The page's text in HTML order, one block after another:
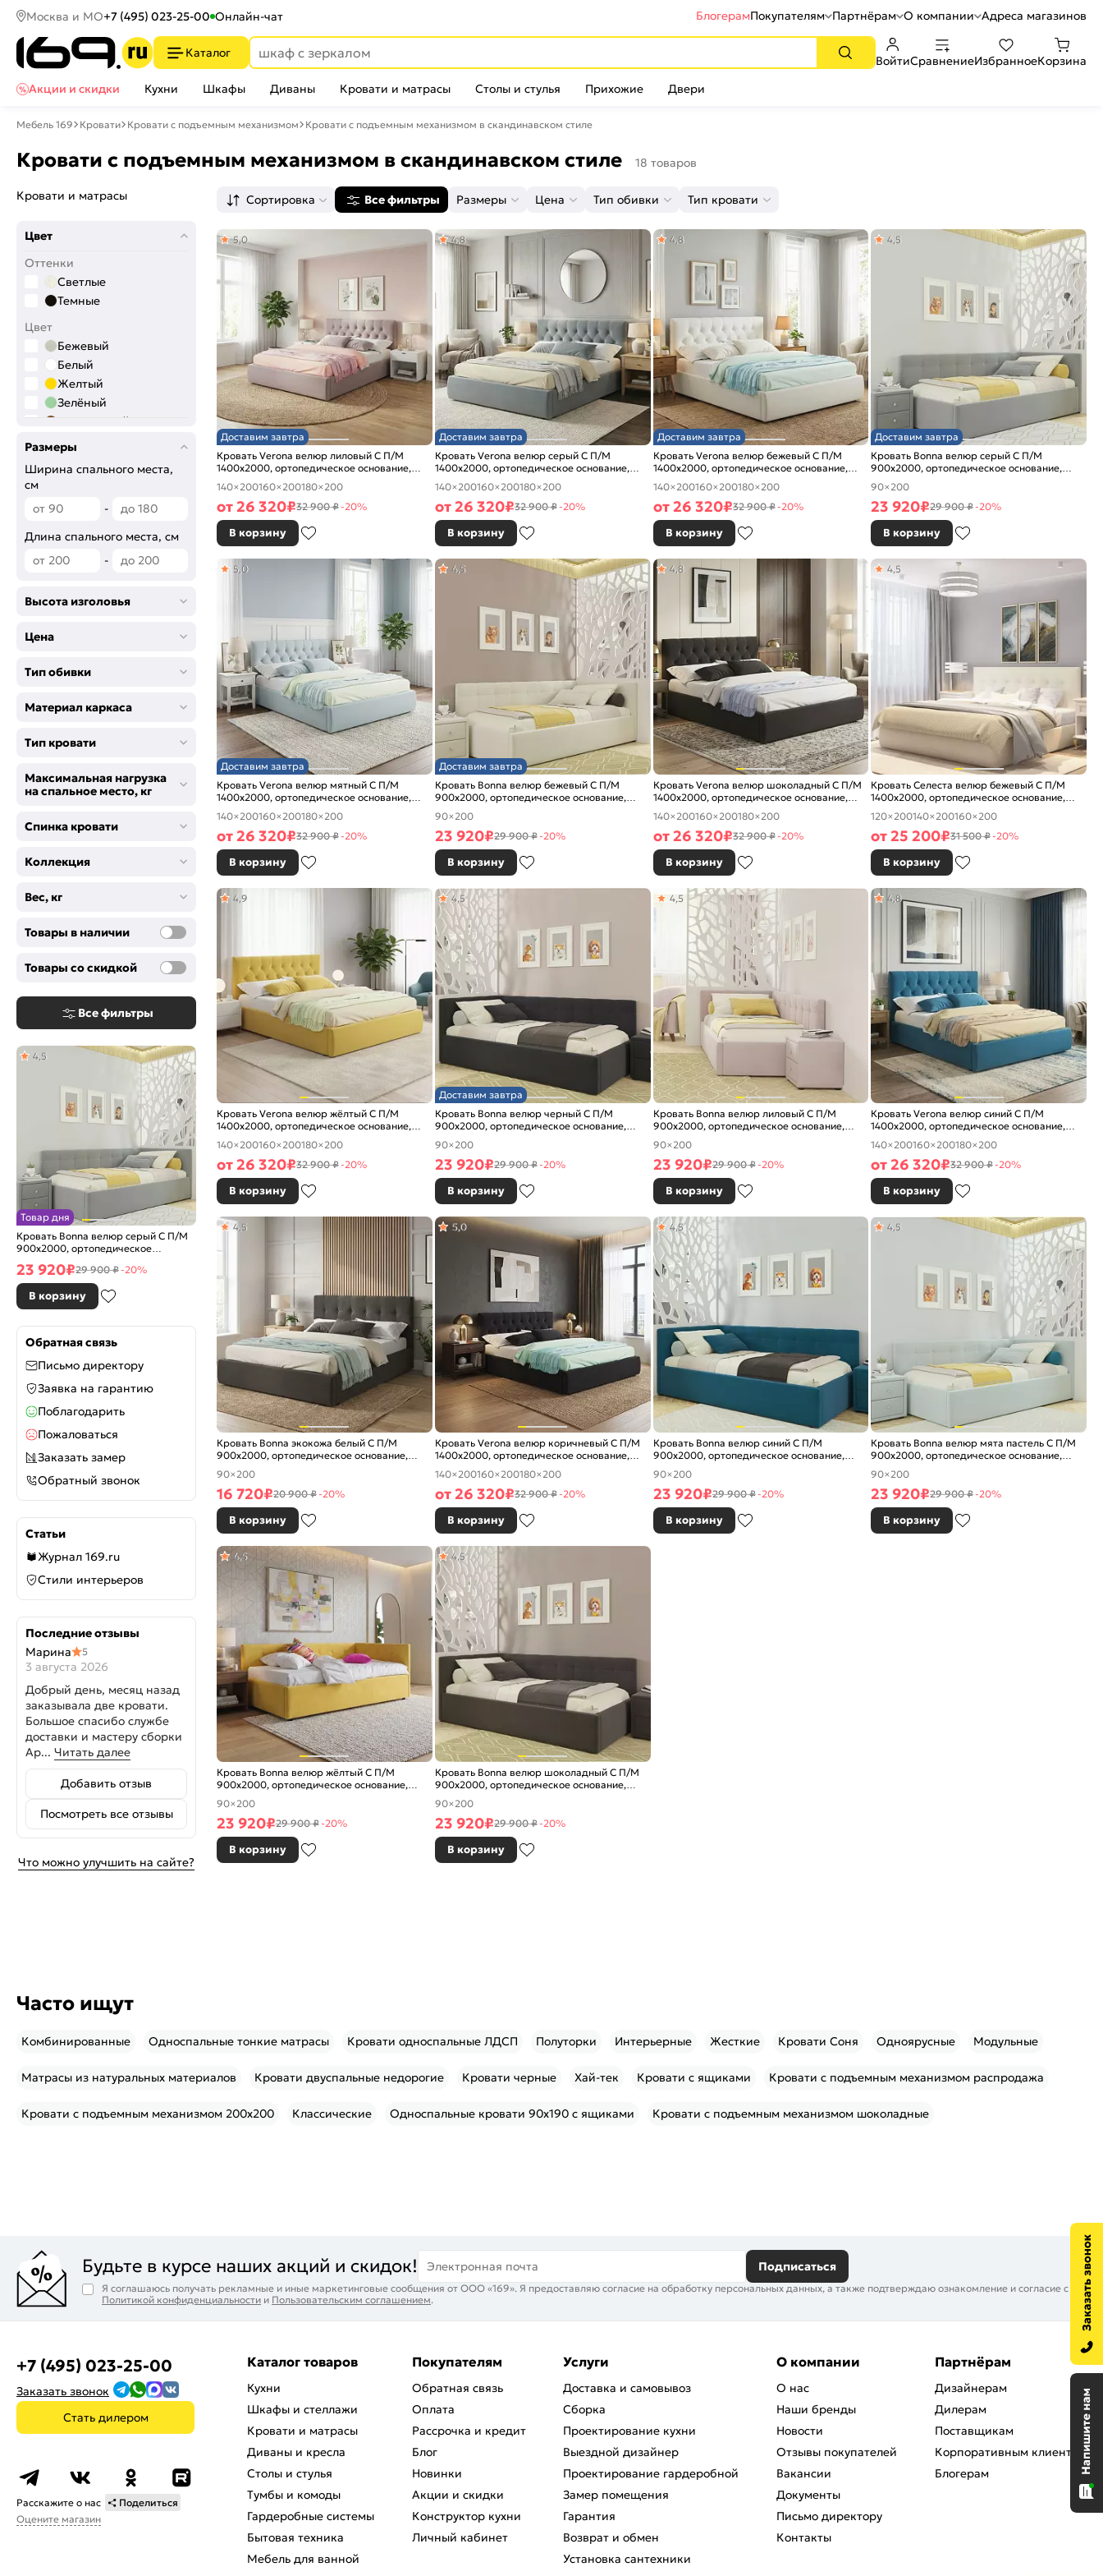
Москва и МО+7 (495) 023-25-00 Онлайн-чат БлогерамПокупателям Партнёрам О компании Адреса магазинов
Каталог
ВойтиСравнениеИзбранноеКорзина
Акции и скидки
Кухни Шкафы Диваны Кровати и матрасы Столы и стулья Прихожие Двери
Мебель 169 Кровати Кровати с подъемным механизмом Кровати с подъемным механизмом в скандинавском стиле
Кровати с подъемным механизмом в скандинавском стиле 18 товаров
Кровати и матрасы
Цвет
Оттенки
Светлые
Темные
Цвет
Бежевый
Белый
Желтый
Зелёный
Коричневый
Серый
Сиреневый
Фиолетовый
Черный
Размеры
Ширина спального места,
см
-
Длина спального места, см
-
Высота изголовья
Цена
Тип обивки
Материал каркаса
Тип кровати
Максимальная нагрузка
на спальное место, кг
Спинка кровати
Коллекция
Вес, кг
Товары в наличии
Товары со скидкой
Все фильтры
Товар дня
Кровать Bonna велюр серый С П/М
900x2000, ортопедическое
4,5
23 920₽29 900 ₽-20%
В корзину
Обратная связь
Письмо директору
Заявка на гарантию
Поблагодарить
Пожаловаться
Заказать замер
Обратный звонок
Статьи
Журнал 169.ru
Стили интерьеров
Последние отзывы
Марина
5
3 августа 2026
Добрый день, месяц назад
заказывала две кровати.
Большое спасибо службе
доставки и мастеру сборки
Ар... Читать далее
Добавить отзыв
Посмотреть все отзывы
Что можно улучшить на сайте?
Сортировка Все фильтры Размеры Цена Тип обивки Тип кровати
Доставим завтра
Кровать Verona велюр лиловый С П/М
1400x2000, ортопедическое основание,
5,0
140×200160×200180×200
от 26 320₽32 900 ₽-20%
В корзину
Доставим завтра
Кровать Verona велюр серый С П/М
1400x2000, ортопедическое основание,
4,8
140×200160×200180×200
от 26 320₽32 900 ₽-20%
В корзину
Доставим завтра
Кровать Verona велюр бежевый С П/М
1400x2000, ортопедическое основание,
4,8
140×200160×200180×200
от 26 320₽32 900 ₽-20%
В корзину
Доставим завтра
Кровать Bonna велюр серый С П/М
900x2000, ортопедическое основание,
4,5
90×200
23 920₽29 900 ₽-20%
В корзину
Доставим завтра
Кровать Verona велюр мятный С П/М
1400x2000, ортопедическое основание,
5,0
140×200160×200180×200
от 26 320₽32 900 ₽-20%
В корзину
Доставим завтра
Кровать Bonna велюр бежевый С П/М
900x2000, ортопедическое основание,
4,5
90×200
23 920₽29 900 ₽-20%
В корзину
Кровать Verona велюр шоколадный С П/М
1400x2000, ортопедическое основание,
4,8
140×200160×200180×200
от 26 320₽32 900 ₽-20%
В корзину
Кровать Селеста велюр бежевый С П/М
1400x2000, ортопедическое основание,
4,5
120×200140×200160×200
от 25 200₽31 500 ₽-20%
В корзину
Кровать Verona велюр жёлтый С П/М
1400x2000, ортопедическое основание,
изголовье мягкое
4,9
140×200160×200180×200
от 26 320₽32 900 ₽-20%
В корзину
Доставим завтра
Кровать Bonna велюр черный С П/М
900x2000, ортопедическое основание,
изголовье мягкое
4,5
90×200
23 920₽29 900 ₽-20%
В корзину
Кровать Bonna велюр лиловый С П/М
900x2000, ортопедическое основание,
изголовье мягкое
4,5
90×200
23 920₽29 900 ₽-20%
В корзину
Кровать Verona велюр синий С П/М
1400x2000, ортопедическое основание,
изголовье мягкое
4,8
140×200160×200180×200
от 26 320₽32 900 ₽-20%
В корзину
Кровать Bonna экокожа белый С П/М
900x2000, ортопедическое основание,
изголовье мягкое
4,5
90×200
16 720₽20 900 ₽-20%
В корзину
Кровать Verona велюр коричневый С П/М
1400x2000, ортопедическое основание,
изголовье мягкое
5,0
140×200160×200180×200
от 26 320₽32 900 ₽-20%
В корзину
Кровать Bonna велюр синий С П/М
900x2000, ортопедическое основание,
изголовье мягкое
4,5
90×200
23 920₽29 900 ₽-20%
В корзину
Кровать Bonna велюр мята пастель С П/М
900x2000, ортопедическое основание,
изголовье мягкое
4,5
90×200
23 920₽29 900 ₽-20%
В корзину
Кровать Bonna велюр жёлтый С П/М
900x2000, ортопедическое основание,
4,5
90×200
23 920₽29 900 ₽-20%
В корзину
Кровать Bonna велюр шоколадный С П/М
900x2000, ортопедическое основание,
4,5
90×200
23 920₽29 900 ₽-20%
В корзину
Часто ищут
Комбинированные Односпальные тонкие матрасы Кровати односпальные ЛДСП Полуторки Интерьерные Жесткие Кровати Соня Одноярусные Модульные
Матрасы из натуральных материалов Кровати двуспальные недорогие Кровати черные Хай-тек Кровати с ящиками Кровати с подъемным механизмом распродажа
Кровати с подъемным механизмом 200x200 Классические Односпальные кровати 90х190 с ящиками Кровати с подъемным механизмом шоколадные
Будьте в курсе наших акций и скидок! Электронная почта Подписаться
Я соглашаюсь получать рекламные и иные маркетинговые сообщения от ООО «169». Я предоставляю согласие на обработку персональных данных, а также подтверждаю ознакомление и согласие с
Политикой конфиденциальности и Пользовательским соглашением.
+7 (495) 023-25-00
Заказать звонок
Стать дилером
Расскажите о нас
Поделиться
Оцените магазин
Каталог товаров
Кухни
Шкафы и стеллажи
Кровати и матрасы
Диваны и кресла
Столы и стулья
Тумбы и комоды
Гардеробные системы
Бытовая техника
Мебель для ванной
Покупателям
Обратная связь
Оплата
Рассрочка и кредит
Блог
Новинки
Акции и скидки
Конструктор кухни
Личный кабинет
Услуги
Доставка и самовывоз
Сборка
Проектирование кухни
Выездной дизайнер
Проектирование гардеробной
Замер помещения
Гарантия
Возврат и обмен
Установка сантехники
О компании
О нас
Наши бренды
Новости
Отзывы покупателей
Вакансии
Документы
Письмо директору
Контакты
Партнёрам
Дизайнерам
Дилерам
Поставщикам
Корпоративным клиентам
Блогерам